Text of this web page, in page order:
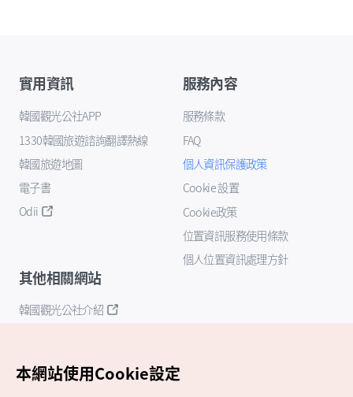
實用資訊
韓國觀光公社APP
1330韓國旅遊諮詢翻譯熱線
韓國旅遊地圖
電子書
Odii
服務內容
服務條款
FAQ
個人資訊保護政策
Cookie 設置
Cookie政策
位置資訊服務使用條款
個人位置資訊處理方針
其他相關網站
韓國觀光公社介紹
本網站使用Cookie設定